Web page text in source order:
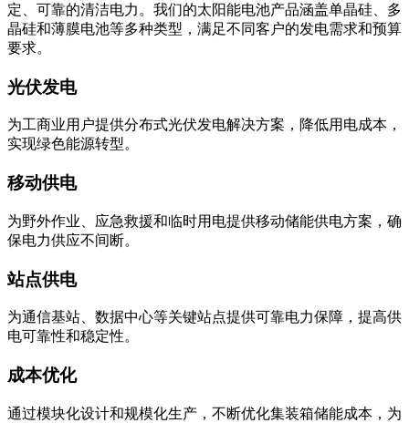
定、可靠的清洁电力。我们的太阳能电池产品涵盖单晶硅、多
晶硅和薄膜电池等多种类型，满足不同客户的发电需求和预算
要求。
光伏发电
为工商业用户提供分布式光伏发电解决方案，降低用电成本，
实现绿色能源转型。
移动供电
为野外作业、应急救援和临时用电提供移动储能供电方案，确
保电力供应不间断。
站点供电
为通信基站、数据中心等关键站点提供可靠电力保障，提高供
电可靠性和稳定性。
成本优化
通过模块化设计和规模化生产，不断优化集装箱储能成本，为